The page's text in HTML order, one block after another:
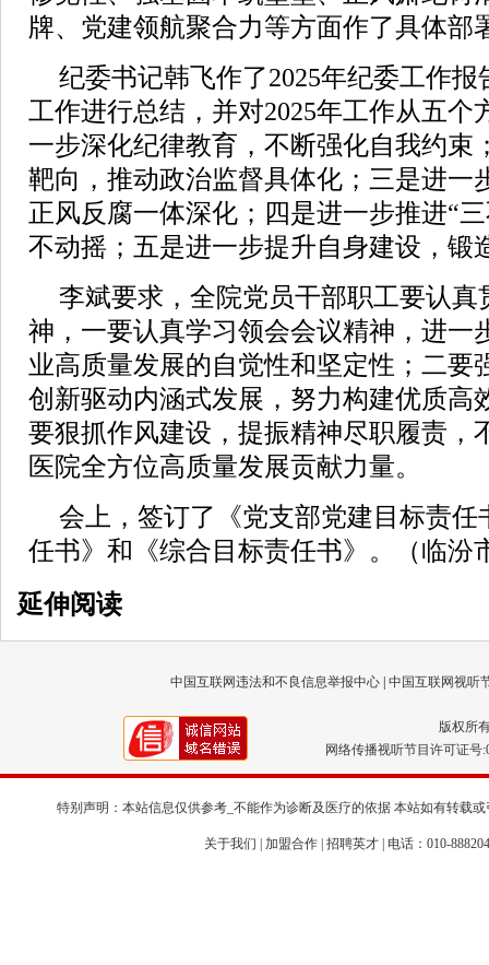
牌、党建领航聚合力等方面作了具体部
纪委书记韩飞作了2025年纪委工作报
工作进行总结，并对2025年工作从五个
一步深化纪律教育，不断强化自我约束
靶向，推动政治监督具体化；三是进一
正风反腐一体深化；四是进一步推进“
不动摇；五是进一步提升自身建设，锻
李斌要求，全院党员干部职工要认真
神，一要认真学习领会会议精神，进一
业高质量发展的自觉性和坚定性；二要
创新驱动内涵式发展，努力构建优质高
要狠抓作风建设，提振精神尽职履责，
医院全方位高质量发展贡献力量。
会上，签订了《党支部党建目标责
任书》和《综合目标责任书》。（临汾
延伸阅读